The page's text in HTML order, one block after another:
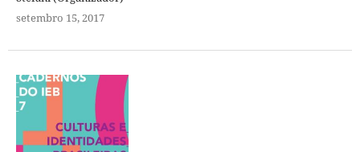
setembro 15, 2017